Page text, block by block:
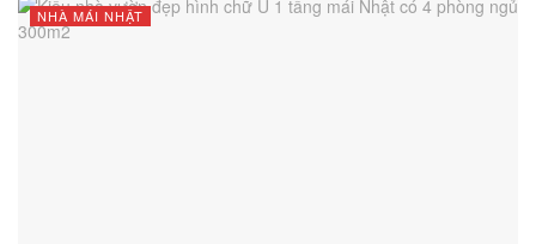
NHÀ MÁI NHẬT